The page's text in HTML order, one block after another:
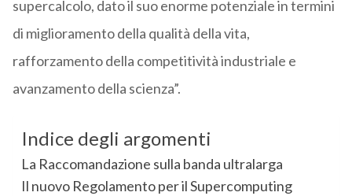
supercalcolo, dato il suo enorme potenziale in termini
di miglioramento della qualità della vita,
rafforzamento della competitività industriale e
avanzamento della scienza”.
Indice degli argomenti
La Raccomandazione sulla banda ultralarga
Il nuovo Regolamento per il Supercomputing